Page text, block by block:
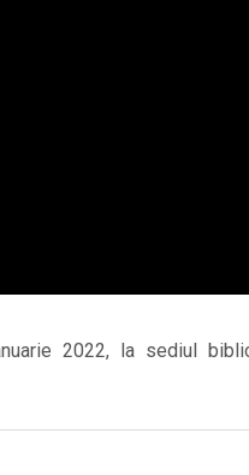
2022, la sediul